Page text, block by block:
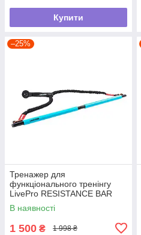
Купити
–25%
Тренажер для
функціонального тренінгу
LivePro RESISTANCE BAR
SET
В наявності
1 500 ₴ 1 998 ₴